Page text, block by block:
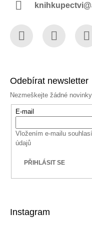
Odebírat newsletter
Nezmeškejte žádné
E-mail
Vložením e-mailu
údajů
PŘIHLÁSIT SE
Instagram